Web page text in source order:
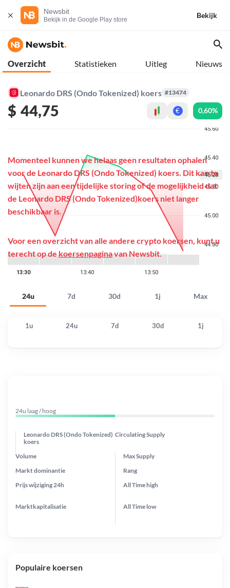
Newsbit
Bekijk in de Google Play store
Bekijk
Overzicht Statistieken Uitleg Nieuws
Leonardo DRS (Ondo Tokenized) koers #13474
$ 44,75 € 0,60%
24u 7d 30d 1j Max
Momenteel kunnen we helaas geen resultaten ophalen
voor de Leonardo DRS (Ondo Tokenized) koers. Dit kan te
wijten zijn aan een tijdelijke storing of de mogelijkheid dat
de Leonardo DRS (Ondo Tokenized)koers niet langer
beschikbaar is.
Voor een overzicht van alle andere crypto koersen, kunt u
terecht op dekoersenpaginavan Newsbit.
1u 24u 7d 30d 1j
24u laag / hoog
Leonardo DRS (Ondo Tokenized)
koers
Circulating Supply
Prijs wijziging 24h
Max Supply
Markt dominantie
Marktkapitalisatie
Volume
Rang
All Timehigh
All Time low
Populaire koersen